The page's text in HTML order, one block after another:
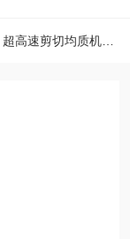
超高速剪切均质机